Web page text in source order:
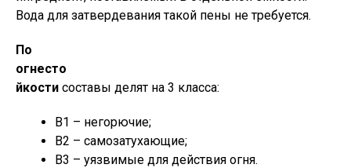
Вода для затвердевания такой пены не требуется.
По
огнесто
йкости составы делят на 3 класса:
В1 – негорючие;
В2 – самозатухающие;
В3 – уязвимые для действия огня.